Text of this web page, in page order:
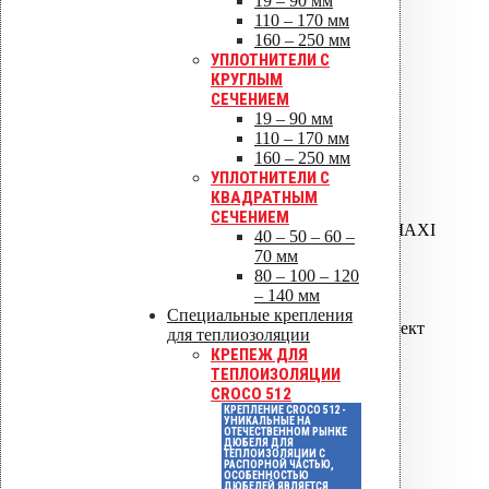
110 – 170 мм
160 – 250 мм
УПЛОТНИТЕЛИ С
КРУГЛЫМ
СЕЧЕНИЕМ
19 – 90 мм
110 – 170 мм
160 – 250 мм
УПЛОТНИТЕЛИ С
КВАДРАТНЫМ
СЕЧЕНИЕМ
40 – 50 – 60 –
70 мм
80 – 100 – 120
– 140 мм
Специальные крепления
для теплиозоляции
КРЕПЕЖ ДЛЯ
ТЕПЛОИЗОЛЯЦИИ
CROCO 512
КРЕПЛЕНИЕ CROCO 512 -
УНИКАЛЬНЫЕ НА
ОТЕЧЕСТВЕННОМ РЫНКЕ
ДЮБЕЛЯ ДЛЯ
ТЕПЛОИЗОЛЯЦИИ С
РАСПОРНОЙ ЧАСТЬЮ,
ОСОБЕННОСТЬЮ
ДЮБЕЛЕЙ ЯВЛЯЕТСЯ
АМ-160 термокабель*
РЕЗИНОВЫЕ
УПЛОТНИТЕЛИ ДЛЯ
МЕТАЛЛИЧЕСКИХ
КРОВЕЛЬ
ROOFSEAL -1 12 -90
ROOFSEAL -2 75 -150
ROOFSEAL -3 110 -200
ROOFSEAL -4(7),5(8),6(9),MAXI
VILPE ROOFSEAL-1,2,3
комплект
ROOFSEAL -4(7),5(8),6(9)
комплект
RETROFIT -1 10 -100 комплект
РЕЗИНОВЫЕ
УПЛОТНИТЕЛИ ДЛЯ
БИТУМНЫХ КРОВЕЛЬ
NO -1 000 -040 FELT -
ROOFSEAL уплотнитель